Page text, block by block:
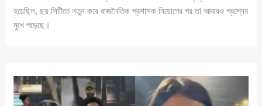
হয়েছিল, ছয় সিটিতে নতুন করে রাজনৈতিক প্রশাসক নিয়োগের পর তা আবারও প্রশ্নের
মুখে পড়েছে।